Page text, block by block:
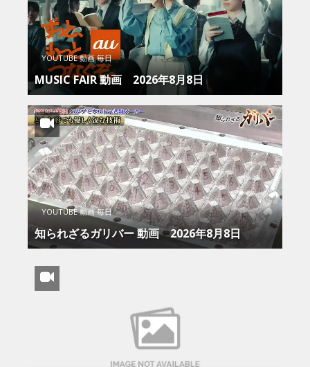
YOUTUBE 動画 毎日
MUSIC FAIR 動画 2026年8月8日
YOUTUBE 動画 毎日
知られざるガリバー 動画 2026年8月8日